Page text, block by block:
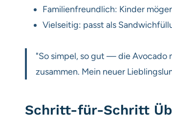
Familienfreundlich: Kinder
Vielseitig: passt als
"So simpel, so gut — die Avocado
zusammen. Mein neuer
Schritt-für-Schritt